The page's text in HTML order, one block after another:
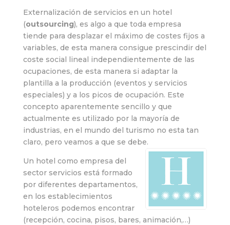
Externalización de servicios en un hotel
(outsourcing), es algo a que toda empresa
tiende para desplazar el máximo de costes fijos a
variables, de esta manera consigue prescindir del
coste social lineal independientemente de las
ocupaciones, de esta manera si adaptar la
plantilla a la producción (eventos y servicios
especiales) y a los picos de ocupación. Este
concepto aparentemente sencillo y que
actualmente es utilizado por la mayoría de
industrias, en el mundo del turismo no esta tan
claro, pero veamos a que se debe.
Un hotel como empresa del
sector servicios está formado
por diferentes departamentos,
en los establecimientos
hoteleros podemos encontrar
(recepción, cocina, pisos, bares, animación,…)